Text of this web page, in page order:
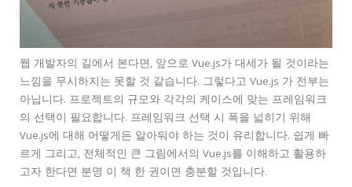
웹 개발자의 길에서 본다면, 앞으로 Vue.js가 대세가 될 것이라는
느낌을 무시하지는 못할 것 같습니다. 그렇다고 Vue.js 가 전부는
아닙니다. 프로젝트의 규모와 각각의 케이스에 맞는 프레임워크
의 선택이 필요합니다. 프레임워크 선택 시 폭을 넓히기 위해
Vue.js에 대해 어떻게든 알아둬야 하는 것이 유리합니다. 쉽게 빠
르게 그리고, 전체적인 큰 그림에서의 Vue.js를 이해하고 활용하
고자 한다면 분명 이 책 한 권이면 충분할 것입니다.